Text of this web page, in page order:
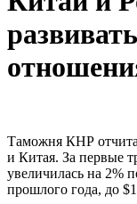
Таможня КНР
и Китая. За первые
увеличилась на 2%
прошлого года, до